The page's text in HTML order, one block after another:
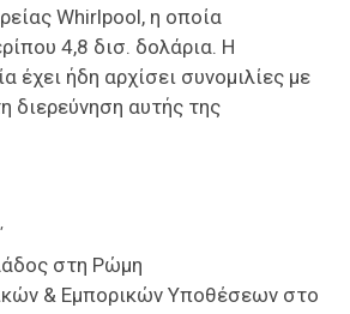
Whirlpool, η οποία
4,8 δισ. δολάρια. Η
έχει ήδη αρχίσει συνομιλίες με
διερεύνηση αυτής της
στη Ρώμη
& Εμπορικών Υποθέσεων στο